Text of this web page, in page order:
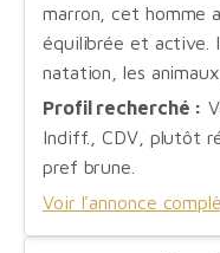
marron, cet homme
équilibrée et active.
natation, les animaux,
Profil recherché :
Indiff., CDV, plutôt
pref brune.
Voir l'annonce